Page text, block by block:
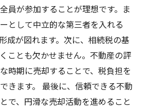
員が参加することが理想です。ま
として中立的な第三者を入れる
成が図れます。次に、相続税の基
ことも欠かせません。不動産の評
時期に売却することで、税負担を
きます。 最後に、信頼できる不動
で、円滑な売却活動を進めること